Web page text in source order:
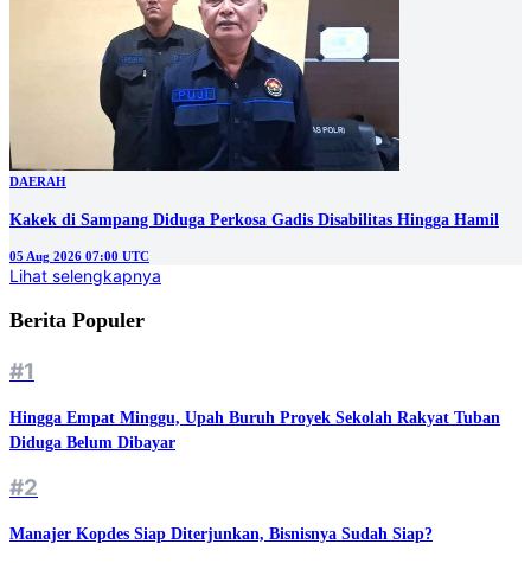
DAERAH
Kakek di Sampang Diduga Perkosa Gadis Disabilitas Hingga Hamil
05 Aug 2026 07:00 UTC
Lihat selengkapnya
Berita Populer
#1
Hingga Empat Minggu, Upah Buruh Proyek Sekolah Rakyat Tuban
Diduga Belum Dibayar
#2
Manajer Kopdes Siap Diterjunkan, Bisnisnya Sudah Siap?